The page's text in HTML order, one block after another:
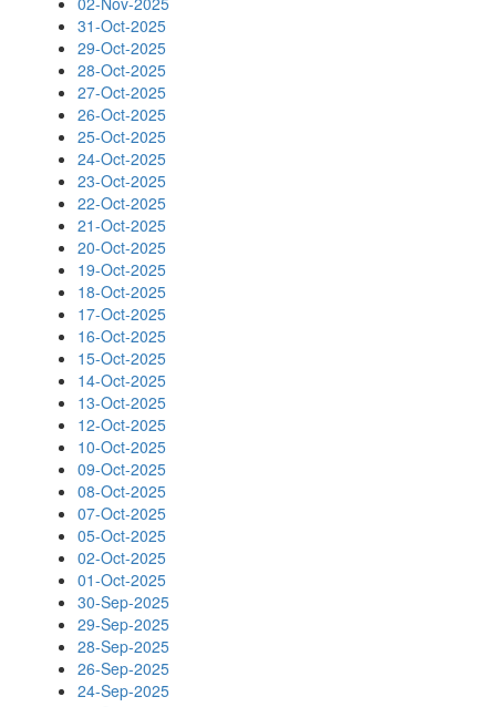
31-Oct-2025
29-Oct-2025
28-Oct-2025
27-Oct-2025
26-Oct-2025
25-Oct-2025
24-Oct-2025
23-Oct-2025
22-Oct-2025
21-Oct-2025
20-Oct-2025
19-Oct-2025
18-Oct-2025
17-Oct-2025
16-Oct-2025
15-Oct-2025
14-Oct-2025
13-Oct-2025
12-Oct-2025
10-Oct-2025
09-Oct-2025
08-Oct-2025
07-Oct-2025
05-Oct-2025
02-Oct-2025
01-Oct-2025
30-Sep-2025
29-Sep-2025
28-Sep-2025
26-Sep-2025
24-Sep-2025